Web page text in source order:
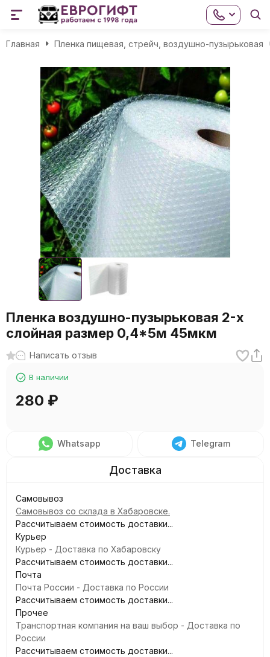
Главная Пленка пищевая, стрейч, воздушно-пузырьковая
Пленка воздушно-пузырьковая 2-х
слойная размер 0,4*5м 45мкм
Написать отзыв
В наличии
280 ₽
Whatsapp Telegram
Самовывоз
Самовывоз со склада в Хабаровске.
Рассчитываем стоимость доставки...
Курьер
Курьер - Доставка по Хабаровску
Рассчитываем стоимость доставки...
Почта
Почта России - Доставка по России
Рассчитываем стоимость доставки...
Прочее
Транспортная компания на ваш выбор - Доставка по
России
Рассчитываем стоимость доставки...